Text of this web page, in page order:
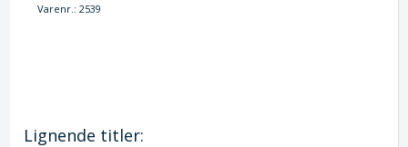
Varenr.:2539
Lignende titler: